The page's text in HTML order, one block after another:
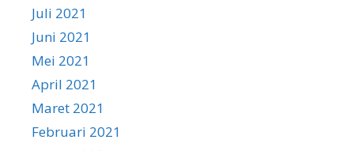
Juli 2021
Juni 2021
Mei 2021
April 2021
Maret 2021
Februari 2021